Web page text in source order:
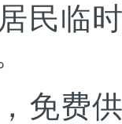
民临
免费